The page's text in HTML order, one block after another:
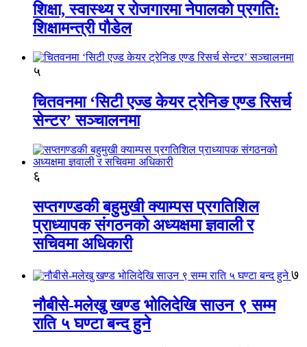
शिक्षा, स्वास्थ्य र रोजगारमा नेपालको प्रगति:
शिक्षामन्त्री पौडेल
५
चितवनमा ‘सिटी एज्ड केयर ट्रेनिङ एण्ड रिसर्च
सेन्टर’ सञ्चालनमा
६
सप्तगण्डकी बहुमुखी क्याम्पस प्रगतिशिल
प्राध्यापक संगठनको अध्यक्षमा ज्ञवाली र
सचिवमा अधिकारी
७
नौबीसे-मलेखु खण्ड भोलिदेखि साउन ९ सम्म
राति ५ घण्टा बन्द हुने